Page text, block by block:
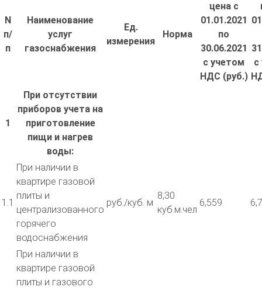
N
п/
п
Наименование
услуг
газоснабжения
Ед.
измерения
Норма
цена с
01.01.2021
по
30.06.2021
с учетом
НДС (руб.)
с
1
При отсутствии
приборов учета на
приготовление
пищи и нагрев
воды:
1.1
При наличии в
квартире газовой
плиты и
централизованного
горячего
водоснабжения
руб./куб. м
8,30
куб.м.чел
6,559
При наличии в
квартире газовой
плиты и газового